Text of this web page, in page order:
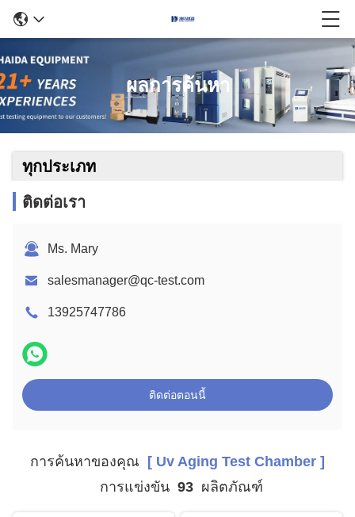
ผลการค้นหา
ทุกประเภท
ติดต่อเรา
Ms. Mary
salesmanager@qc-test.com
13925747786
ติดต่อตอนนี้
การค้นหาของคุณ [ Uv Aging Test Chamber ]
การแข่งขัน 93 ผลิตภัณฑ์